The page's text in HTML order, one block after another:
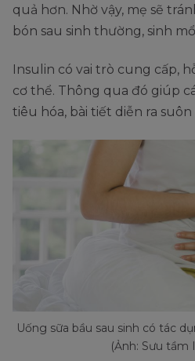
quả hơn. Nhờ vậy, mẹ sẽ
bón sau sinh thường, sinh
Insulin có vai trò cung cấp,
cơ thể. Thông qua đó giúp
tiêu hóa, bài tiết diễn ra suôn
Uống sữa bầu sau sinh có tác
(Ảnh: Sưu tầm